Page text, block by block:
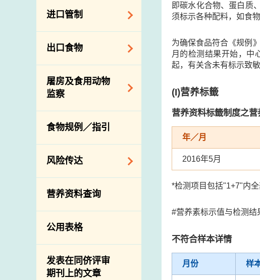
食物安全重点控制
系统
基因改造食物
资料
食物安全之风险评
估
食物事故应变及管
理
食物消费量调查
总膳食研究
有机食物
高风险食物
抗菌素耐药性
食物安全专家委员
会
消费者联系小组
进口管制
食物进口商和食物
分销商登记制度
络内地有关当局
进口食物管制
口检验
出口食物
出口验证
出口食物往内地
出口商及业界的消
息
屠房及食用动物
监察
规管农业化学物及
兽医药物在食用动
物上的使用
屠房及疾病监测
宰前检验
宰后检验
结果
屠房及肉类检验
食物规例／指引
风险传达
主题项目
项目及活动
资讯平台
下载
营养资料查询
公用表格
发表在同侪评审
期刊上的文章
即碳水化合物、蛋白质
须标示各种配料，如食
为确保食品符合《规例
月的检测结果开始，中
起，有关含未有标示致
(I)营养标籤
营养资料标籤制度之
年／月
2016年5月
*检测项目包括"1+7"内
#营养素标示值与检测
不符合样本详情
月份 样